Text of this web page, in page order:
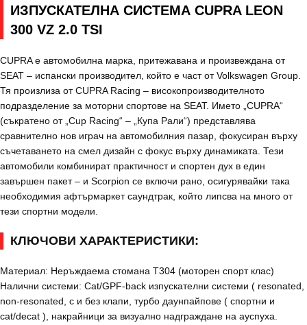
ИЗПУСКАТЕЛНА СИСТЕМА CUPRA LEON
300 VZ 2.0 TSI
CUPRA е автомобилна марка, притежавана и произвеждана от
SEAT – испански производител, който е част от Volkswagen Group.
Тя произлиза от CUPRA Racing – високопроизводителното
подразделение за моторни спортове на SEAT. Името „CUPRA“
(съкратено от „Cup Racing“ – „Купа Рали“) представлява
сравнително нов играч на автомобилния пазар, фокусиран върху
съчетаването на смел дизайн с фокус върху динамиката. Тези
автомобили комбинират практичност и спортен дух в един
завършен пакет – и Scorpion се включи рано, осигурявайки така
необходимия афтърмаркет саундтрак, който липсва на много от
тези спортни модели.
КЛЮЧОВИ ХАРАКТЕРИСТИКИ:
Материал: Неръждаема стомана T304 (моторен спорт клас)
Налични системи: Cat/GPF-back изпускателни системи ( resonated,
non-resonated, с и без клапи, турбо даунпайпове ( спортни и
cat/decat ), накрайници за визуално надграждане на ауспуха.